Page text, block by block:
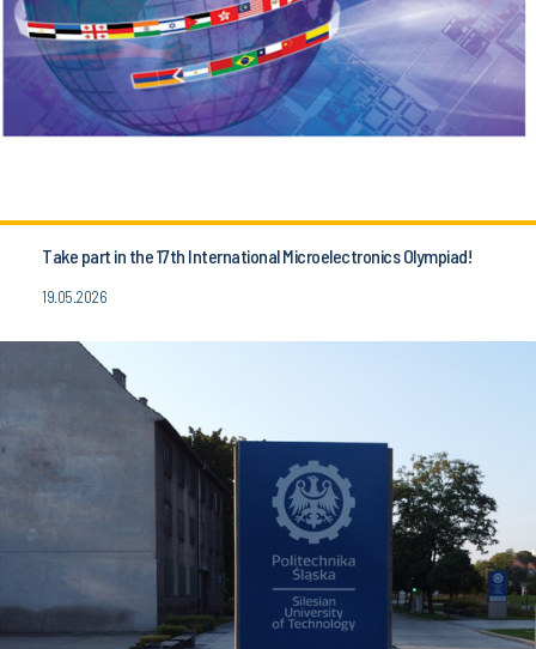
Take part in the 17th International Microelectronics Olympiad!
19.05.2026